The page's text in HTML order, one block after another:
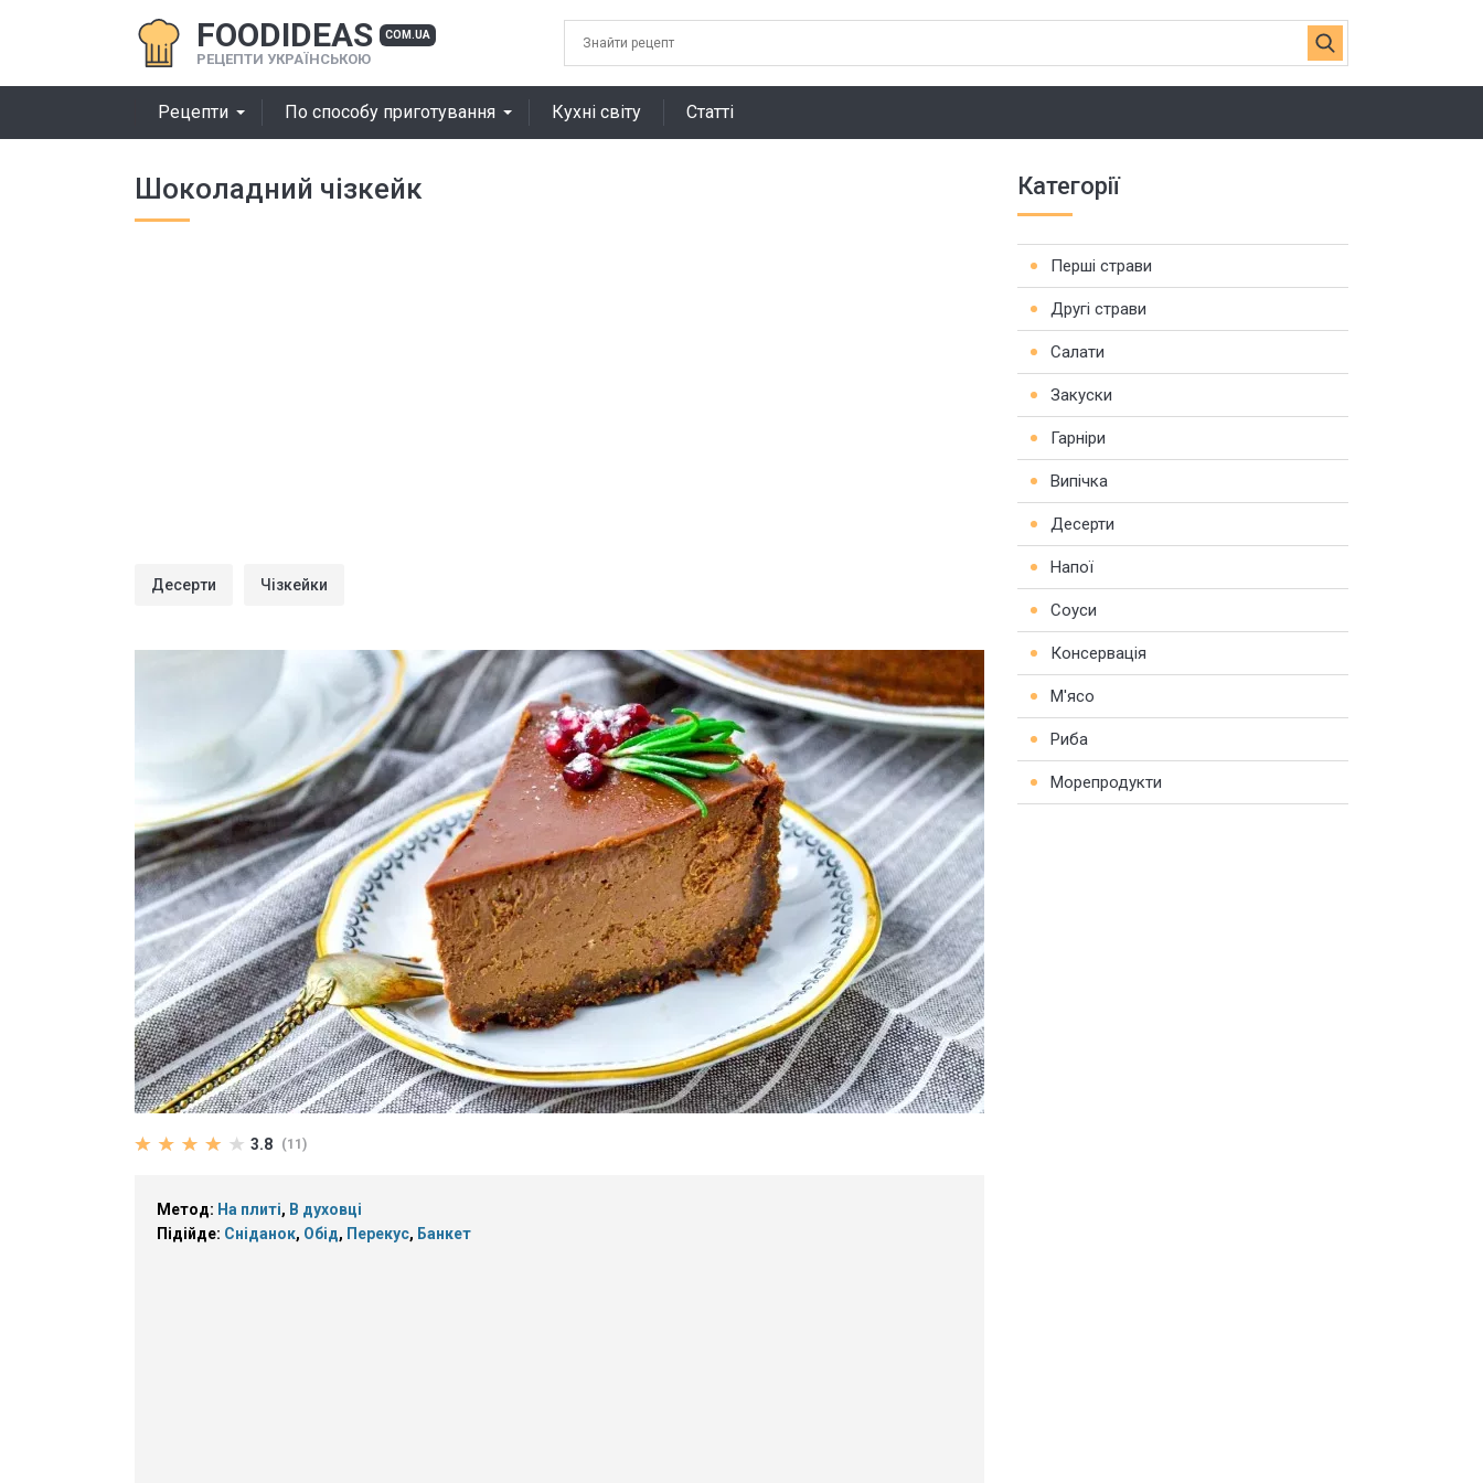
FOODIDEAS COM.UA
РЕЦЕПТИ УКРАЇНСЬКОЮ
Рецепти По способу приготування Кухні світу Статті
Шоколадний чізкейк
Десерти Чізкейки
3.8 (11)
Метод: На плиті, В духовці
Підійде: Сніданок, Обід, Перекус, Банкет
Категорії
Перші страви
Другі страви
Салати
Закуски
Гарніри
Випічка
Десерти
Напої
Соуси
Консервація
М'ясо
Риба
Морепродукти